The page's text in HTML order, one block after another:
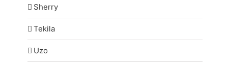
Sherry
Tekila
Uzo